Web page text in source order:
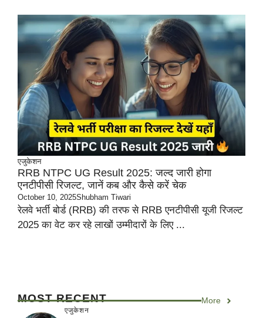
एजुकेशन
RRB NTPC UG Result 2025: जल्द जारी होगा
एनटीपीसी रिजल्ट, जानें कब और कैसे करें चेक
October 10, 2025Shubham Tiwari
रेलवे भर्ती बोर्ड (RRB) की तरफ से RRB एनटीपीसी यूजी रिजल्ट
2025 का वेट कर रहे लाखों उम्मीदारों के लिए ...
MOST RECENT More
एजुकेशन